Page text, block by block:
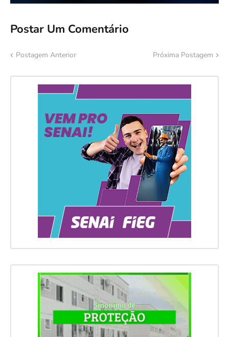
Postar Um Comentário
Postagem Anterior Próxima Postagem